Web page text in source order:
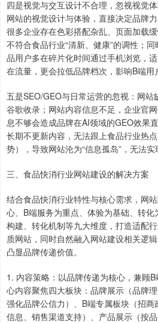
四是视觉与交互设计不合理，忽视视觉
网站的视觉设计与体验，直接决定品牌
很多企业存在色彩搭配杂乱、页面加载
不符合食品行业“清新、健康”的调性；
品用户多在碎片化时间通过手机浏览，
在流量，更会拉低品牌档次，影响B端用
五是SEO/GEO与日常运营的忽视：网站
谷歌收录；网站内容信息不足，企业官
息不够会造成品牌在AI领域的GEO效果
长期不更新内容，无法跟上食品行业热
势），导致网站沦为“信息孤岛”，无法实
三、食品快消行业网站建设的解决方案
结合食品快消行业特性与核心需求，网
心、B端服务为重点、体验为基础、转化
构建、转化机制等九大维度，打造适配
质网站，同时自然融入网站建设相关逻
凸显品牌传递价值。
1. 内容策略：以品牌传递为核心，兼顾
心内容聚焦四大板块：品牌展示（品牌
强化品牌公信力）、B端专属板块（招
信息、销售渠道支持）、产品展示（按